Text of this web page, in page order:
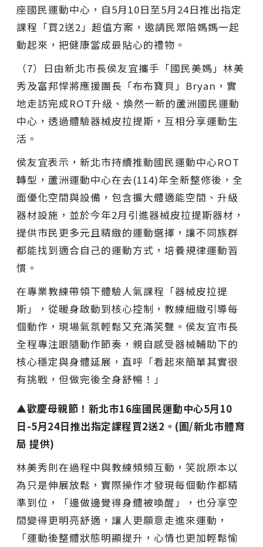
座國民運動中心，自5月10日至5月24日推出指定
課程「買2送2」超值方案，邀請民眾陪媽媽一起
動起來，把健康當成最貼心的禮物。
（7）日由新北市長侯友宜攜手「國民美媽」林美
秀及富邦悍將應援團長「布布寶貝」Bryan，實
地走訪完成ROT升級、煥然一新的蘆洲國民運動
中心，透過體驗器械皮拉提斯，互相分享運動生
活。
侯友宜表示，新北市持續推動國民運動中心ROT
轉型，蘆洲運動中心在去(114)年全新整修後，全
面優化空間與設備，包含擴大體適能空間、升級
器材設施，並於今年2月引進器械皮拉提斯器材，
提供市民更多元且精緻的運動選擇，讓不同族群
都能找到適合自己的運動方式，培養規律運動習
慣。
在專業教練帶領下體驗人氣課程「器械皮拉提
斯」，從暖身啟動到核心控制，教練細緻引導每
個動作，現場氣氛輕鬆又充滿笑聲。侯友宜市長
全程專注跟隨動作節奏，親自感受器械輔助下的
核心穩定與身體延展，直呼「看起來簡單其實很
有挑戰，但做完後全身舒暢！」
▲歡慶母親節！新北市16座國民運動中心5月10
日-5月24日推出指定課程買2送2。(圖/新北市體育
局 提供)
林美秀則在過程中與教練頻頻互動，笑說原本以
為只是伸展放鬆，實際操作才發現每個動作都精
準到位，「邊做邊覺得身體被喚醒」，也分享空
間變得更明亮舒適，讓人更願意走進來運動，
「運動後整體狀態明顯提升，心情也更加輕鬆愉